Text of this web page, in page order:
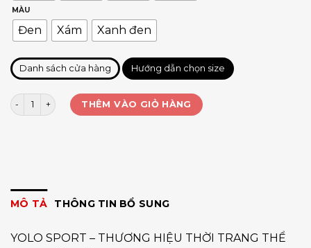
MÀU
Đen Xám Xanh đen
Danh sách cửa hàng Hướng dẫn chọn size
Short nam thun in YOLO chéo ống số lượng
THÊM VÀO GIỎ HÀNG
MÔ TẢ THÔNG TIN BỔ SUNG
YOLO SPORT – THƯƠNG HIỆU THỜI TRANG THỂ